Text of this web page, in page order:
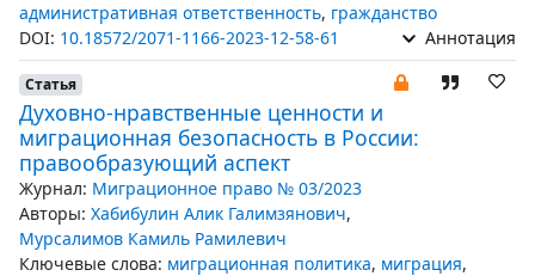
административная ответственность, гражданство
DOI: 10.18572/2071-1166-2023-12-58-61 Аннотация
Статья
Духовно-нравственные ценности и
миграционная безопасность в России:
правообразующий аспект
Журнал: Миграционное право № 03/2023
Авторы: Хабибулин Алик Галимзянович,
Мурсалимов Камиль Рамилевич
Ключевые слова: миграционная политика, миграция,